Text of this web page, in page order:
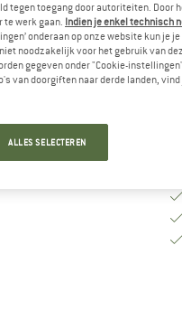
tegen toegang door autoriteiten. Door
te werk gaan. Indien je enkel technisch
onderaan op onze website kun je
noodzakelijk voor het gebruik van
gegeven onder "Cookie-
van doorgiften naar derde landen, vind
ALLES SELECTEREN